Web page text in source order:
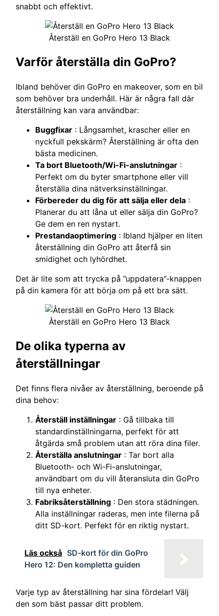
snabbt och effektivt.
Återställ en GoPro Hero 13 Black
Varför återställa din GoPro?
Ibland behöver din GoPro en makeover, som en bil
som behöver bra underhåll. Här är några fall där
återställning kan vara användbar:
Buggfixar : Långsamhet, krascher eller en
nyckfull pekskärm? Återställning är ofta den
bästa medicinen.
Ta bort Bluetooth/Wi-Fi-anslutningar :
Perfekt om du byter smartphone eller vill
återställa dina nätverksinställningar.
Förbereder du dig för att sälja eller dela :
Planerar du att låna ut eller sälja din GoPro?
Ge dem en ren nystart.
Prestandaoptimering : Ibland hjälper en liten
återställning din GoPro att återfå sin
smidighet och lyhördhet.
Det är lite som att trycka på ”uppdatera”-knappen
på din kamera för att börja om på ett bra sätt.
Återställ en GoPro Hero 13 Black
De olika typerna av
återställningar
Det finns flera nivåer av återställning, beroende på
dina behov:
Återställ inställningar : Gå tillbaka till
standardinställningarna, perfekt för att
åtgärda små problem utan att röra dina filer.
Återställa anslutningar : Tar bort alla
Bluetooth- och Wi-Fi-anslutningar,
användbart om du vill återansluta din GoPro
till nya enheter.
Fabriksåterställning : Den stora städningen.
Alla inställningar raderas, men inte filerna på
ditt SD-kort. Perfekt för en riktig nystart.
Läs också SD-kort för din GoPro
Hero 12: Den kompletta guiden
Varje typ av återställning har sina fördelar! Välj
den som bäst passar ditt problem.